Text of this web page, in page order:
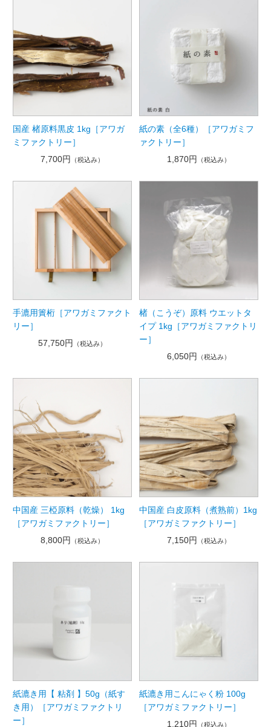
国産 楮原料黒皮 1kg［アワガ
ミファクトリー］
7,700円 （税込み）
紙の素（全6種）［アワガミフ
ァクトリー］
1,870円
（税込み）
手漉用簀桁［アワガミファクト
リー］
57,750円
（税込み）
楮（こうぞ）原料 ウエットタ
イプ 1kg［アワガミファクトリ
ー］
6,050円
（税込み）
中国産 三椏原料（乾燥） 1kg
［アワガミファクトリー］
8,800円
（税込み）
中国産 白皮原料（煮熟前）1kg
［アワガミファクトリー］
7,150円
（税込み）
紙漉き用【 粘剤 】50g（紙す
き用）［アワガミファクトリ
ー］
紙漉き用こんにゃく粉 100g
［アワガミファクトリー］
1,210円
（税込み）